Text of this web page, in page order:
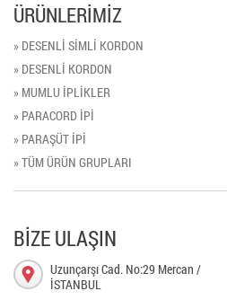
ÜRÜNLERİMİZ
» DESENLİ SİMLİ KORDON
» DESENLİ KORDON
» MUMLU İPLİKLER
» PARACORD İPİ
» PARAŞÜT İPİ
» TÜM ÜRÜN GRUPLARI
BİZE ULAŞIN
Uzunçarşı Cad. No:29 Mercan /
İSTANBUL